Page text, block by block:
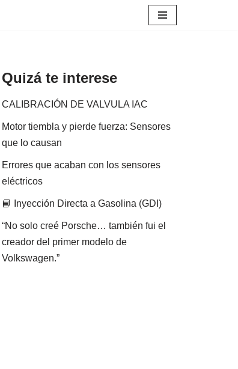
Quizá te interese
CALIBRACIÓN DE VALVULA IAC
Motor tiembla y pierde fuerza: Sensores
que lo causan
Errores que acaban con los sensores
eléctricos
📘 Inyección Directa a Gasolina (GDI)
“No solo creé Porsche… también fui el
creador del primer modelo de
Volkswagen.”